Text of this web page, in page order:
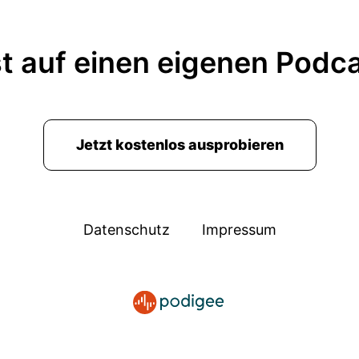
auf einen eigenen
Jetzt kostenlos ausprobieren
Datenschutz Impressum